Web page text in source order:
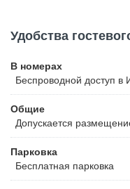
Удобства
В номерах
Беспроводной доступ в
Общие
Допускается
Парковка
Бесплатная парковка